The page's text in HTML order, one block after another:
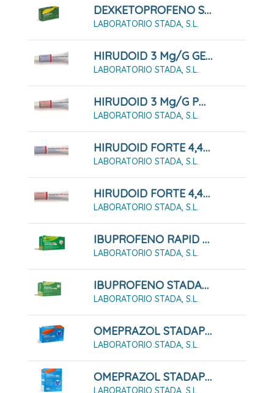
DEXKETOPROFENO STADAPHARM 25 MG SOLUCION ORAL EFG
LABORATORIO STADA, S.L.
HIRUDOID 3 Mg/g GEL , 1 Tubo De 40 G
LABORATORIO STADA, S.L.
HIRUDOID 3 Mg/g POMADA , 1 Tubo De 40 G
LABORATORIO STADA, S.L.
HIRUDOID FORTE 4,45 Mg/g GEL , 1 Tubo De 60 G
LABORATORIO STADA, S.L.
HIRUDOID FORTE 4,45 Mg/g POMADA , 1 Tubo De 60 G
LABORATORIO STADA, S.L.
IBUPROFENO RAPID STADAPHARM 400 MG CÁPSULAS BLANDAS
LABORATORIO STADA, S.L.
IBUPROFENO STADAPHARM 400 MG 20 SOBRE DE SUSPENSIÓN ORAL
LABORATORIO STADA, S.L.
OMEPRAZOL STADAPHARM 20 MG 7 CÁPSULAS DURAS GASTRORRESISTENTES
LABORATORIO STADA, S.L.
OMEPRAZOL STADAPHARM 20 MG 7 CÁPSULAS DURAS GASTRORRESISTENTES FRASCO
LABORATORIO STADA, S.L.